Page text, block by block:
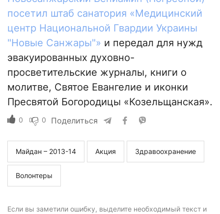
посетил штаб санатория «Медицинский
центр Национальной Гвардии Украины
"Новые Санжары"» и передал для нужд
эвакуированных духовно-
просветительские журналы, книги о
молитве, Святое Евангелие и иконки
Пресвятой Богородицы «Козельщанская».
0 0 Поделиться
Майдан – 2013-14 Акция Здравоохранение
Волонтеры
Если вы заметили ошибку, выделите необходимый текст и